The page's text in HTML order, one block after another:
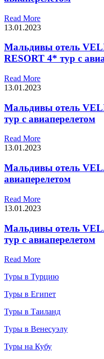
Read More
13.01.2023
Мальдивы отель
RESORT 4* тур с
Read More
13.01.2023
Мальдивы отель
тур с авиаперелетом
Read More
13.01.2023
Мальдивы отель
авиаперелетом
Read More
13.01.2023
Мальдивы отель
тур с авиаперелетом
Read More
Туры в Турцию
Туры в Египет
Туры в Таиланд
Туры в Венесуэлу
Туры на Кубу